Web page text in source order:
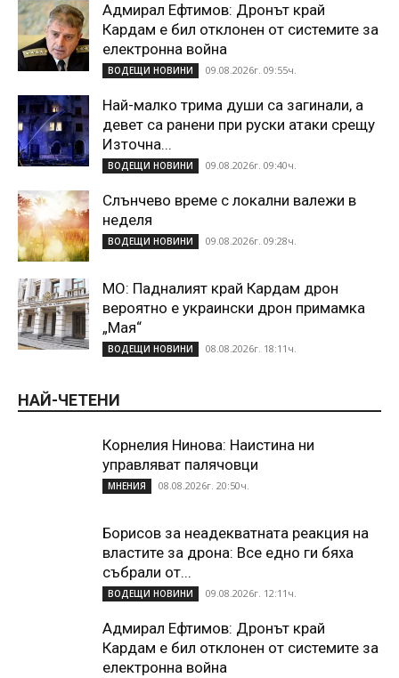
Адмирал Ефтимов: Дронът край
Кардам е бил отклонен от системите за
електронна война
ВОДЕЩИ НОВИНИ 09.08.2026г. 09:55ч.
Най-малко трима души са загинали, а
девет са ранени при руски атаки срещу
Източна...
ВОДЕЩИ НОВИНИ 09.08.2026г. 09:40ч.
Слънчево време с локални валежи в
неделя
ВОДЕЩИ НОВИНИ 09.08.2026г. 09:28ч.
МО: Падналият край Кардам дрон
вероятно е украински дрон примамка
„Мая“
ВОДЕЩИ НОВИНИ 08.08.2026г. 18:11ч.
НАЙ-ЧЕТЕНИ
Корнелия Нинова: Наистина ни
управляват палячовци
МНЕНИЯ 08.08.2026г. 20:50ч.
Борисов за неадекватната реакция на
властите за дрона: Все едно ги бяха
събрали от...
ВОДЕЩИ НОВИНИ 09.08.2026г. 12:11ч.
Адмирал Ефтимов: Дронът край
Кардам е бил отклонен от системите за
електронна война